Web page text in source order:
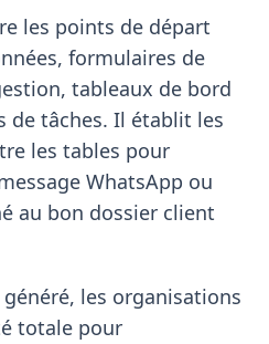
les points de départ
formulaires de
tableaux de bord
de tâches. Il établit les
les tables pour
WhatsApp ou
au bon dossier client
les organisations
totale pour